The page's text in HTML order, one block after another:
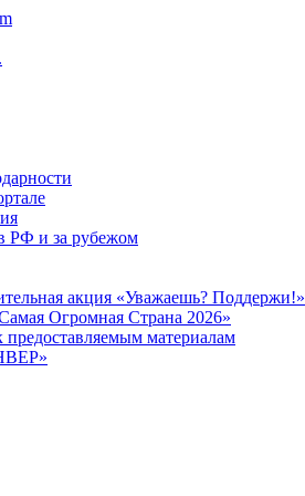
РФ и за рубежом
акция «Уважаешь? Поддержи!»
Огромная Страна 2026»
предоставляемым материалам